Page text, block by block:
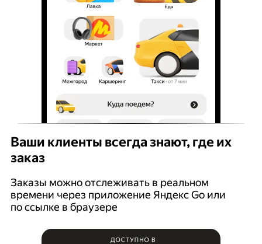
Ваши клиенты всегда знают, где их
заказ
Заказы можно отслеживать в реальном
времени через приложение Яндекс Go или
по ссылке в браузере